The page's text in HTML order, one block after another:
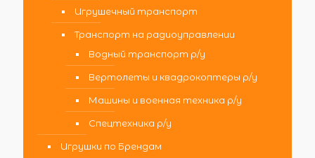
Игрушечный транспорт
Транспорт на радиоуправлении
Водный транспорт р/у
Вертолеты и квадрокоптеры р/у
Машины и военная техника р/у
Спецтехника р/у
Игрушки по Брендам